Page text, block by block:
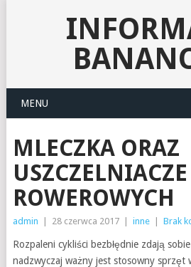
MENU
MLECZKA ORAZ
ROWEROWYCH
admin 28 czerwca 2017 inne Brak
Rozpaleni cykliści bezbłędnie zdają
nadzwyczaj ważny jest stosowny sprzęt